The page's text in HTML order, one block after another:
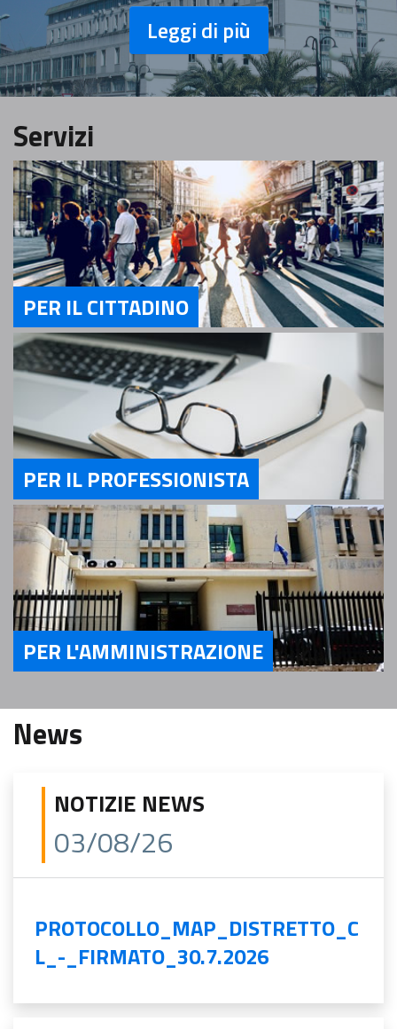
Leggi di più
Servizi
Servizi Per il cittadino
PER IL CITTADINO
Servizi Per il Professionista
PER IL PROFESSIONISTA
PER L'AMMINISTRAZIONE
News
NOTIZIE NEWS
03/08/26
PROTOCOLLO_MAP_DISTRETTO_C
L_-_FIRMATO_30.7.2026